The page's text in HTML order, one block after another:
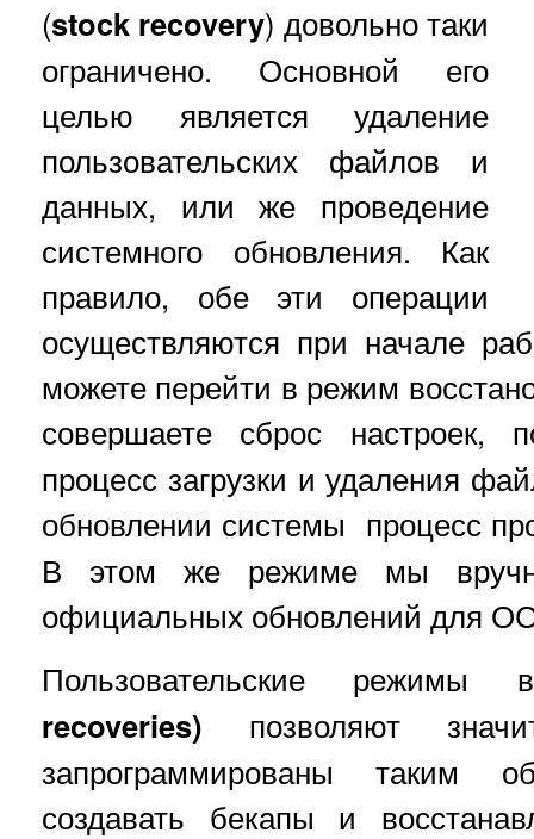
(stock recovery) довольно таки
ограничено. Основной его
целью является удаление
пользовательских файлов и
данных, или же проведение
системного обновления. Как
правило, обе эти операции
осуществляются при начале
можете перейти в режим
совершаете сброс настроек,
процесс загрузки и удаления
обновлении системы процесс
В этом же режиме мы
официальных обновлений для
Пользовательские режимы
recoveries) позволяют
запрограммированы таким
создавать бекапы и